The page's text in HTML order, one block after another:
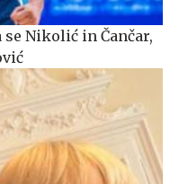
Nikolić in Čančar,